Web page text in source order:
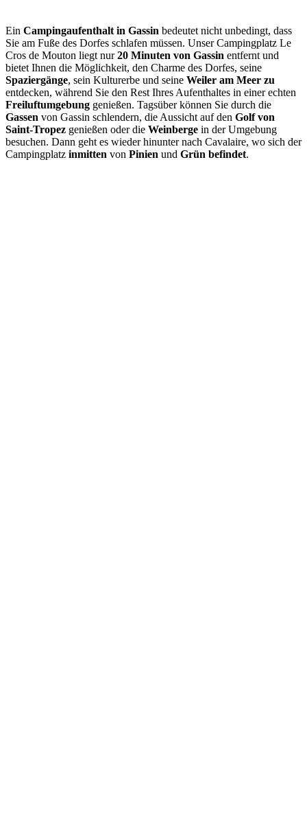
Ein Campingaufenthalt in Gassin bedeutet nicht unbedingt, dass
Sie am Fuße des Dorfes schlafen müssen. Unser Campingplatz Le
Cros de Mouton liegt nur20 Minuten von Gassin entfernt und
bietet Ihnen die Möglichkeit, den Charme des Dorfes, seine
Spaziergänge, sein Kulturerbe und seine Weiler am Meer zu
entdecken, während Sie den Rest Ihres Aufenthaltes in einer echten
Freiluftumgebung genießen. Tagsüber können Sie durch die
Gassen von Gassin schlendern, die Aussicht auf den Golf von
Saint-Tropez genießen oder die Weinberge in der Umgebung
besuchen. Dann geht es wieder hinunter nach Cavalaire, wo sich der
Campingplatz inmitten von Pinien und Grün befindet.